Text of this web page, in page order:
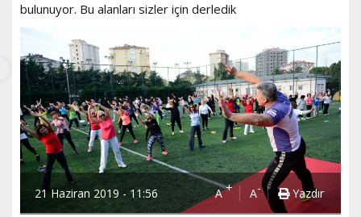
bulunuyor. Bu alanları sizler için derledik
21 Haziran 2019 - 11:56 A+ A- Yazdır